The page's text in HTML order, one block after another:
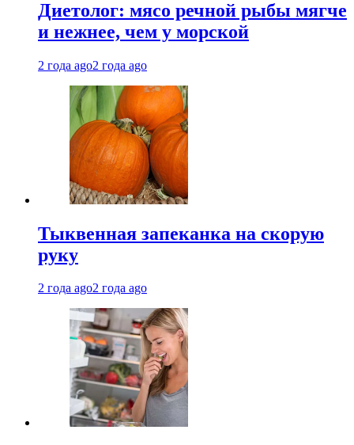
Диетолог: мясо речной рыбы мягче
и нежнее, чем у морской
2 года ago2 года ago
Тыквенная запеканка на скорую
руку
2 года ago2 года ago